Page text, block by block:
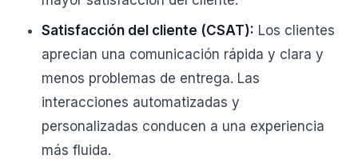
Satisfacción del cliente (CSAT): Los clientes
aprecian una comunicación rápida y clara y
menos problemas de entrega. Las
interacciones automatizadas y
personalizadas conducen a una experiencia
más fluida.